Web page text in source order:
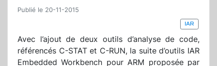
Publié le 20-11-2015
IAR
Avec l’ajout de deux outils d’analyse de code,
référencés C-STAT et C-RUN, la suite d’outils IAR
Embedded Workbench pour ARM proposée par